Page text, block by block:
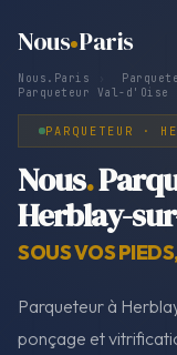
Nous Paris
Nous.Paris
Parqueteur Val-d'Oise
PARQUETEUR ·
Nous.
Herblay-
SOUS VOS
Parqueteur à
ponçage et